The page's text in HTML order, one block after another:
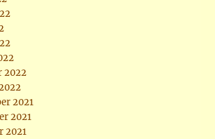
2022
2021
2021
2021